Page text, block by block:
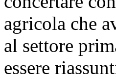
agricola che
al settore
essere